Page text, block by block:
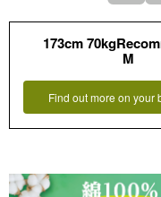
173cm
M
Find out more on your